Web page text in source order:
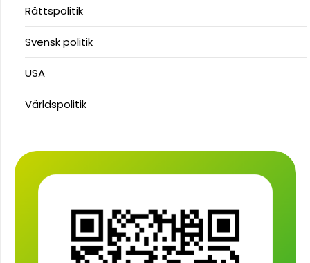
Rättspolitik
Svensk politik
USA
Världspolitik